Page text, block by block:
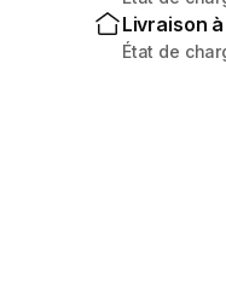
Livraison
État de